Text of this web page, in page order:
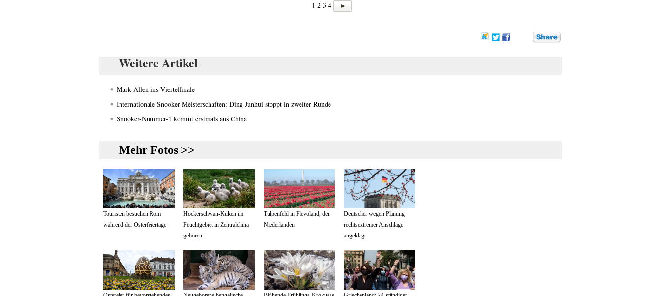
1 2 3 4
Weitere Artikel
Mark Allen ins Viertelfinale
Internationale Snooker Meisterschaften: Ding Junhui stoppt in zweiter Runde
Snooker-Nummer-1 kommt erstmals aus China